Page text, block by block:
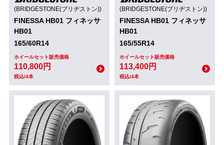
(BRIDGESTONE(ブリヂストン))
FINESSA HB01 フィネッサ
HB01
165/60R14
ホイールセット販売価格
110,800円
税込/4本
(BRIDGESTONE(ブリヂストン))
FINESSA HB01 フィネッサ
HB01
165/55R14
ホイールセット販売価格
113,400円
税込/4本